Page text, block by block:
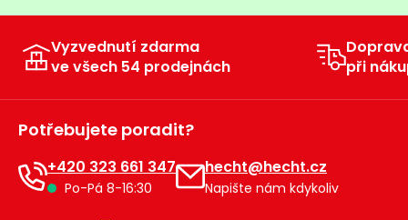
Vyzvednutí zdarma
ve všech 54 prodejnách
při
Potřebujete poradit?
+420 323 661 347
Po-Pá 8-16:30
hecht@hecht.cz
Napište nám kdykoliv